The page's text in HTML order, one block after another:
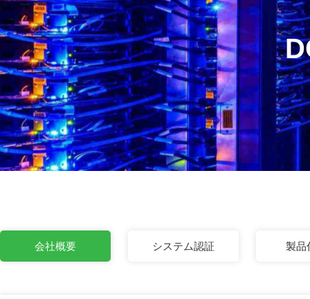
会社概要 システム認証 製品